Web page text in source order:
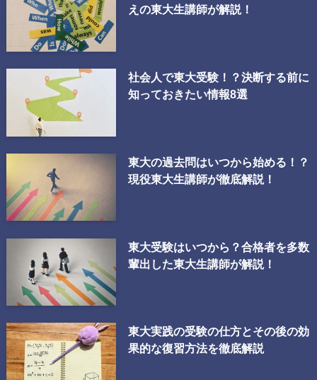
えの東大生講師が解説！
社会人で東大受験！？決断する前に
知っておきたい情報8選
東大の過去問はいつから始める！？
現役東大生講師が徹底解説！
東大受験はいつから？合格者を多数
輩出した東大生講師が解説！
東大実践の受験の仕方とその後の効
果的な復習方法を徹底解説